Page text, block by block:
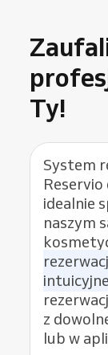
Ty!
System
Reservio
idealnie
naszym
intuicyjne
z
lub w